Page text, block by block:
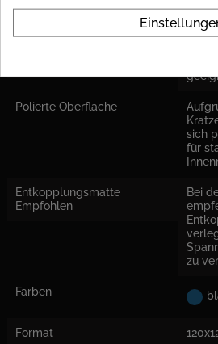
ja
Polierte Oberfläche
sich
für
Entkopplungsmatte
Empfohlen
Bei
zu
Farben
Format